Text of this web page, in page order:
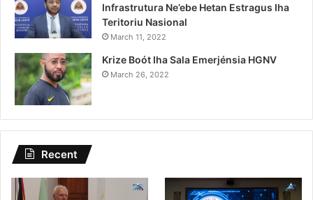
Infrastrutura Ne’ebe Hetan Estragus Iha
Teritoriu Nasional
March 11, 2022
Krize Boót Iha Sala Emerjénsia HGNV
March 26, 2022
Recent